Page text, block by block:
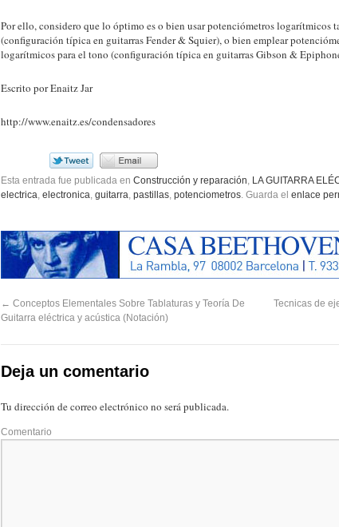
Por ello, considero que lo óptimo es o bien usar potenciómetros logarítmicos
(configuración típica en guitarras Fender & Squier), o bien emplear
logarítmicos para el tono (configuración típica en guitarras Gibson &
Escrito por Enaitz Jar
http://www.enaitz.es/condensadores
Esta entrada fue publicada en Construcción y reparación LA GUITARRA
electrica electronica guitarra pastillas potenciometros . Guarda el enlace
← Conceptos Elementales Sobre Tablaturas y Teoría De
Guitarra eléctrica y acústica (Notación)
Tecnicas de
Deja un comentario
Tu dirección de correo electrónico no será publicada.
Comentario